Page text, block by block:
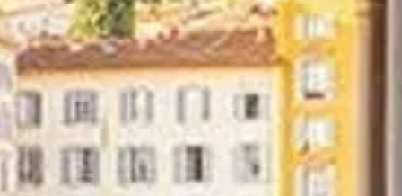
Ziyaret seçeneklerini gör
Uffizi Galerisi
Uffizi Galerisi'ni ziyaret etmek için kapsamlı rehberiniz. Rönesans
başyapıtlarını keşfedin, biletleri rezerve edin ve ziyaretinizi
planlayın.